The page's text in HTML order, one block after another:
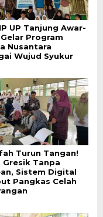
UP Tanjung Awar-
Program
Nusantara
Wujud Syukur
Turun Tangan!
Gresik Tanpa
Sistem Digital
Pangkas Celah